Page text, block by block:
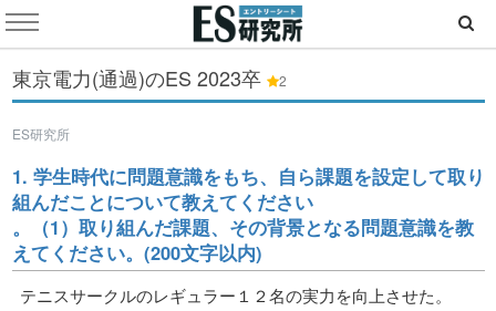
東京電力(通過)のES 2023卒 2
ES研究所
1. 学生時代に問題意識をもち、自ら課題を設定して取り
組んだことについて教えてください
。（1）取り組んだ課題、その背景となる問題意識を教
えてください。(200文字以内)
テニスサークルのレギュラー１２名の実力を向上させた。